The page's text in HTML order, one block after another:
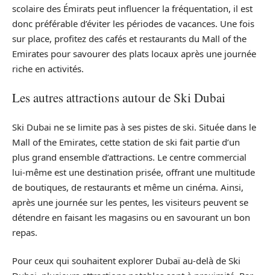
scolaire des Émirats peut influencer la fréquentation, il est
donc préférable d’éviter les périodes de vacances. Une fois
sur place, profitez des cafés et restaurants du Mall of the
Emirates pour savourer des plats locaux après une journée
riche en activités.
Les autres attractions autour de Ski Dubai
Ski Dubai ne se limite pas à ses pistes de ski. Située dans le
Mall of the Emirates, cette station de ski fait partie d’un
plus grand ensemble d’attractions. Le centre commercial
lui-même est une destination prisée, offrant une multitude
de boutiques, de restaurants et même un cinéma. Ainsi,
après une journée sur les pentes, les visiteurs peuvent se
détendre en faisant les magasins ou en savourant un bon
repas.
Pour ceux qui souhaitent explorer Dubaï au-delà de Ski